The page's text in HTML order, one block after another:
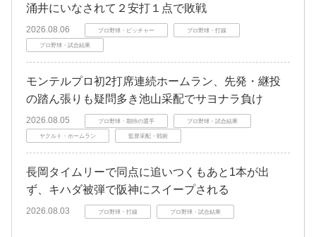
涌井にいなされて２安打１点で敗戦
2026.08.06 プロ野球・ピッチャー プロ野球・打線
プロ野球・試合結果
モンテルプロ初2打席連続ホームラン、先発・継投
の踏ん張りも疑問多き池山采配でサヨナラ負け
2026.08.05 プロ野球・期待の選手 プロ野球・試合結果
ヤクルト・ホームラン 監督采配・戦術
長岡タイムリーで同点に追いつくもあと1本が出
ず、キハダ被弾で阪神にスイープされる
2026.08.03 プロ野球・打線 プロ野球・試合結果